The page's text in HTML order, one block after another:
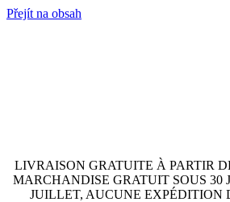
Přejít na obsah
LIVRAISON GRATUITE À PARTIR
MARCHANDISE GRATUIT SOUS 30
JUILLET, AUCUNE EXPÉDITION